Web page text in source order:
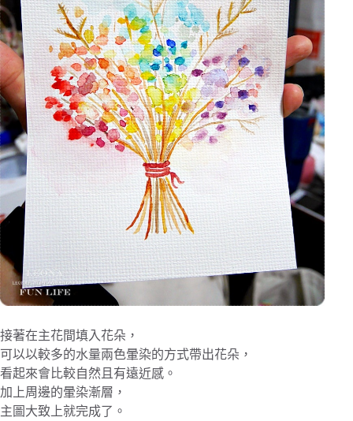
接著在主花間填入花朵，
可以以較多的水量兩色暈染的方式帶出花朵，
看起來會比較自然且有遠近感。
加上周邊的暈染漸層，
主圖大致上就完成了。